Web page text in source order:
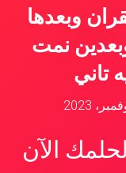
ل
اوبعدها
نمت
تاني
الآن